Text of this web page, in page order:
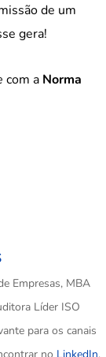
de um
gera!
com a Norma
Empresas, MBA
Líder ISO
para os canais